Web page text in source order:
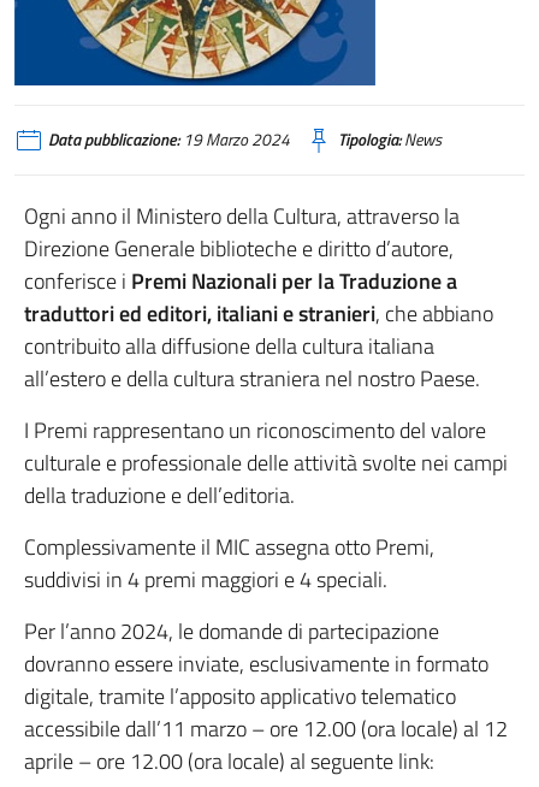
Data pubblicazione:19 Marzo 2024 Tipologia:News
Ogni anno il Ministero della Cultura, attraverso la
Direzione Generale biblioteche e diritto d’autore,
conferisce i Premi Nazionali per la Traduzione a
traduttori ed editori, italiani e stranieri, che abbiano
contribuito alla diffusione della cultura italiana
all’estero e della cultura straniera nel nostro Paese.
I Premi rappresentano un riconoscimento del valore
culturale e professionale delle attività svolte nei campi
della traduzione e dell’editoria.
Complessivamente il MIC assegna otto Premi,
suddivisi in 4 premi maggiori e 4 speciali.
Per l’anno 2024, le domande di partecipazione
dovranno essere inviate, esclusivamente in formato
digitale, tramite l’apposito applicativo telematico
accessibile dall’11 marzo – ore 12.00 (ora locale) al 12
aprile – ore 12.00 (ora locale) al seguente link: